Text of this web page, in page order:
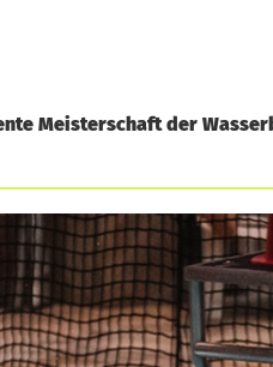
Meisterschaft der